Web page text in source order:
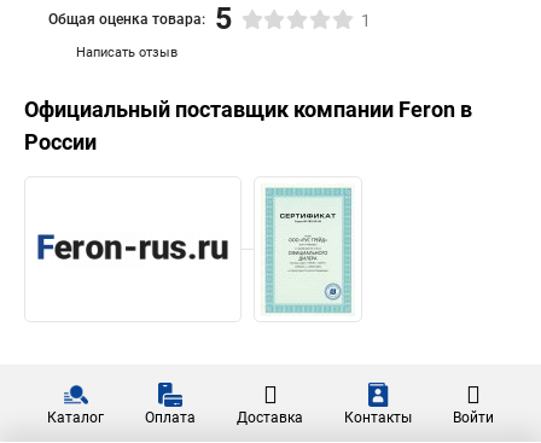
Написать отзыв
Общая оценка товара: 5 1
Официальный поставщик компании Feron в
России
Каталог Оплата Доставка Контакты Войти